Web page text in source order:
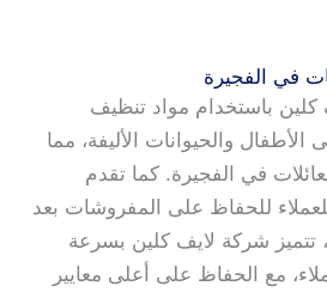
في الفجيرة
كلين باستخدام مواد تنظيف
الأطفال والحيوانات الأليفة، مما
في الفجيرة. كما تقدم
للحفاظ على المفروشات بعد
تتميز شركة لايف كلين بسرعة
مع الحفاظ على أعلى معايير